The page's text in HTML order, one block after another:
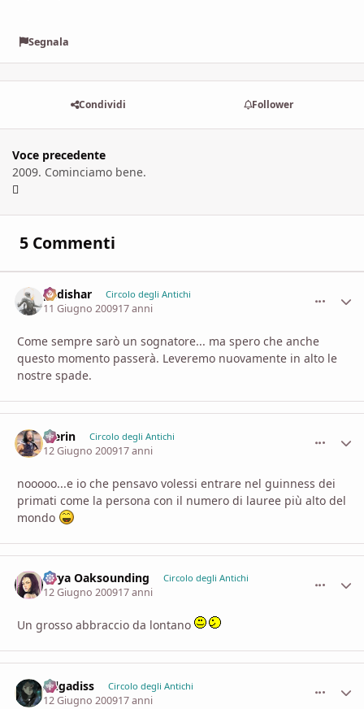
Segnala
Condividi Follower
Voce precedente
2009. Cominciamo bene.
5 Commenti
padishar Circolo degli Antichi
11 Giugno 200917 anni
Come sempre sarò un sognatore... ma spero che anche
questo momento passerà. Leveremo nuovamente in alto le
nostre spade.
Merin Circolo degli Antichi
12 Giugno 200917 anni
nooooo...e io che pensavo volessi entrare nel guinness dei
primati come la persona con il numero di lauree più alto del
mondo
Sirya Oaksounding Circolo degli Antichi
12 Giugno 200917 anni
Un grosso abbraccio da lontano
zelgadiss Circolo degli Antichi
12 Giugno 200917 anni